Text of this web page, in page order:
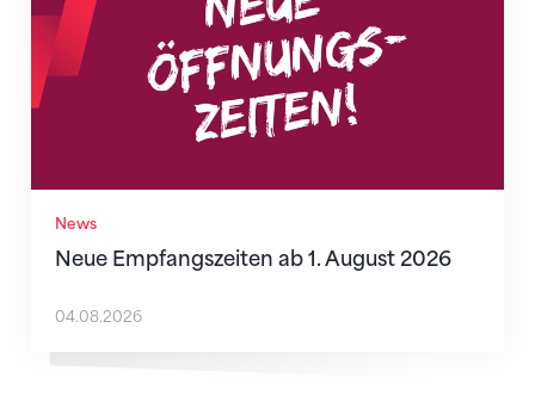
News
Neue Empfangszeiten ab 1. August 2026
04.08.2026